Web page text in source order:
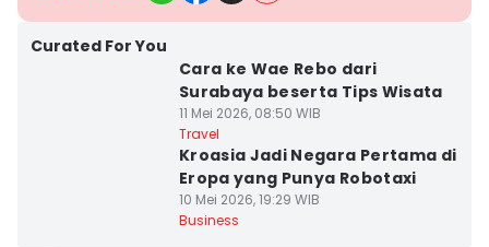
Curated For You
Cara ke Wae Rebo dari
Surabaya beserta Tips Wisata
11 Mei 2026, 08:50 WIB
Travel
Kroasia Jadi Negara Pertama di
Eropa yang Punya Robotaxi
10 Mei 2026, 19:29 WIB
Business